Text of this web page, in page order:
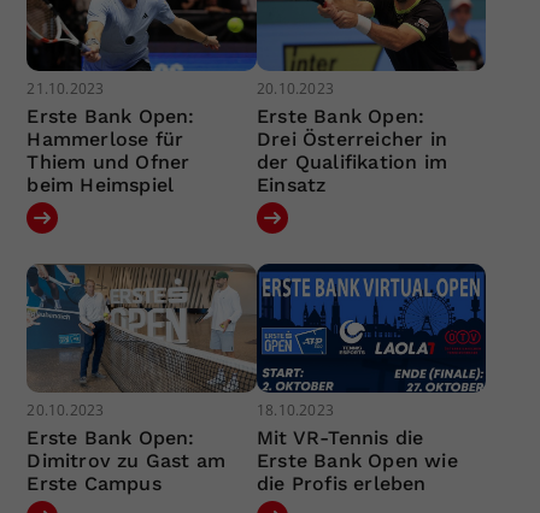
21.10.2023
Erste Bank Open:
Hammerlose für
Thiem und Ofner
beim Heimspiel
20.10.2023
Erste Bank Open:
Drei Österreicher in
der Qualifikation im
Einsatz
20.10.2023
Erste Bank Open:
Dimitrov zu Gast am
Erste Campus
18.10.2023
Mit VR-Tennis die
Erste Bank Open wie
die Profis erleben